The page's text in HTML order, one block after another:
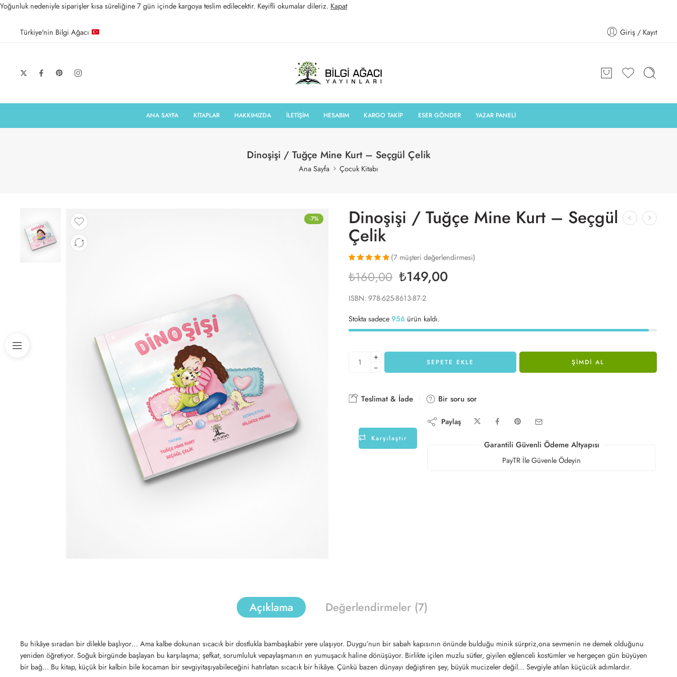
Yoğunluk nedeniyle siparişler kısa süreliğine 7 gün içinde kargoya teslim edilecektir. Keyifli okumalar dileriz. Kapat
Türkiye'nin Bilgi Ağacı Giriş / Kayıt
ANA SAYFA KİTAPLAR HAKKIMIZDA İLETİŞİM HESABIM KARGO TAKİP ESER GÖNDER YAZAR PANELİ
Dinoşişi / Tuğçe Mine Kurt – Seçgül Çelik
Ana Sayfa Çocuk Kitabı
-7% Dinoşişi / Tuğçe Mine Kurt – Seçgül
Çelik
puanına
dayanarak 5
5.00puan
(7müşteri değerlendirmesi)
₺160,00 ₺149,00
ISBN: 978-625-8613-87-2
Stokta sadece956 ürün kaldı.
+
−
SEPETE EKLE ŞIMDI AL
Teslimat & İade Bir soru sor
Karşılaştır
Paylaş
Garantili Güvenli Ödeme Altyapısı
PayTR İle Güvenle Ödeyin
Açıklama Değerlendirmeler (7)
Bu hikâye sıradan bir dilekle başlıyor… Ama kalbe dokunan sıcacık bir dostlukla bambaşkabir yere ulaşıyor. Duygu’nun bir sabah kapısının önünde bulduğu minik sürpriz,ona sevmenin ne demek olduğunu
yeniden öğretiyor. Soğuk birgünde başlayan bu karşılaşma; şefkat, sorumluluk vepaylaşmanın en yumuşacık haline dönüşüyor. Birlikte içilen muzlu sütler, giyilen eğlenceli kostümler ve hergeçen gün büyüyen
bir bağ… Bu kitap, küçük bir kalbin bile kocaman bir sevgiyitaşıyabileceğini hatırlatan sıcacık bir hikâye. Çünkü bazen dünyayı değiştiren şey, büyük mucizeler değil… Sevgiyle atılan küçücük adımlardır.